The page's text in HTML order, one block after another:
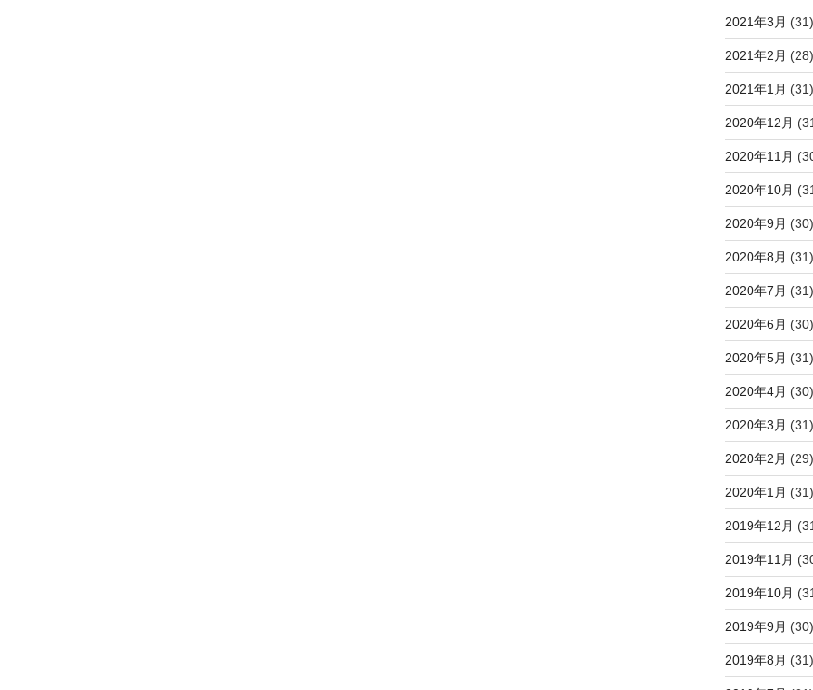
2021年3月 (31)
2021年2月 (28)
2021年1月 (31)
2020年12月
2020年11月
2020年10月
2020年9月 (30)
2020年8月 (31)
2020年7月 (31)
2020年6月 (30)
2020年5月 (31)
2020年4月 (30)
2020年3月 (31)
2020年2月 (29)
2020年1月 (31)
2019年12月
2019年11月
2019年10月
2019年9月 (30)
2019年8月 (31)